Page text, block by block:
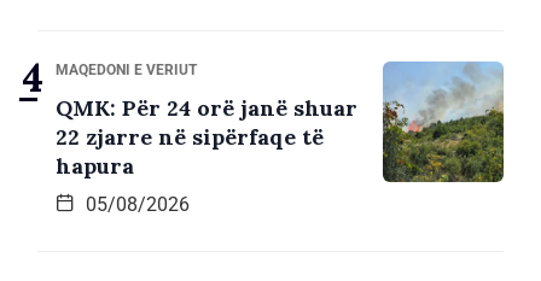
MAQEDONI E VERIUT
QMK: Për 24 orë janë shuar
22 zjarre në sipërfaqe të
hapura
05/08/2026